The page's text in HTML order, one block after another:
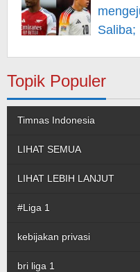
Saliba;
Topik Populer
Timnas Indonesia
LIHAT SEMUA
LIHAT LEBIH LANJUT
#Liga 1
kebijakan privasi
bri liga 1